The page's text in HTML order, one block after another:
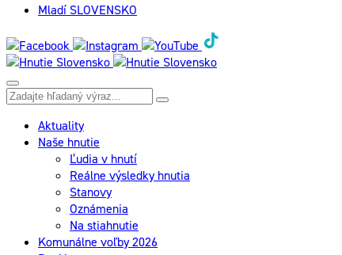
Mladí SLOVENSKO
Aktuality
Naše hnutie
Ľudia v hnutí
Reálne výsledky hnutia
Stanovy
Oznámenia
Na stiahnutie
Komunálne voľby 2026